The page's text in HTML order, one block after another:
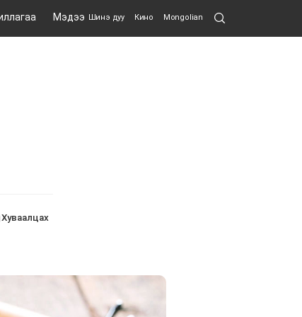
Мэдээ Шинэ дуу Кино Mongolian Search
Submit
Хуваалцах